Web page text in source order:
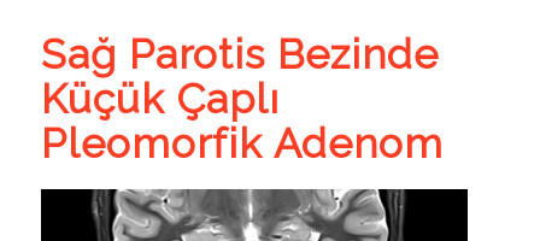
Sağ Parotis Bezinde
Küçük Çaplı
Pleomorfik Adenom